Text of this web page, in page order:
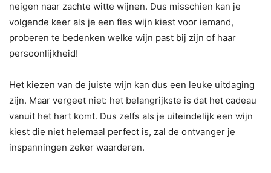
neigen naar zachte witte wijnen. Dus misschien kan je
volgende keer als je een fles wijn kiest voor iemand,
proberen te bedenken welke wijn past bij zijn of haar
persoonlijkheid!
Het kiezen van de juiste wijn kan dus een leuke uitdaging
zijn. Maar vergeet niet: het belangrijkste is dat het cadeau
vanuit het hart komt. Dus zelfs als je uiteindelijk een wijn
kiest die niet helemaal perfect is, zal de ontvanger je
inspanningen zeker waarderen.